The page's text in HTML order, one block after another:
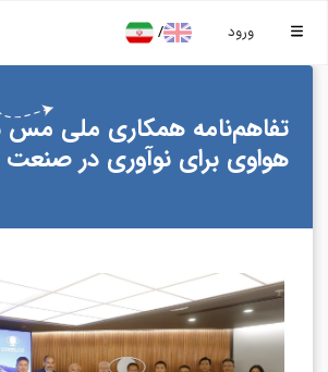
ورود /
تفاهم‌نامه همکاری ملی
هواوی برای نوآوری در